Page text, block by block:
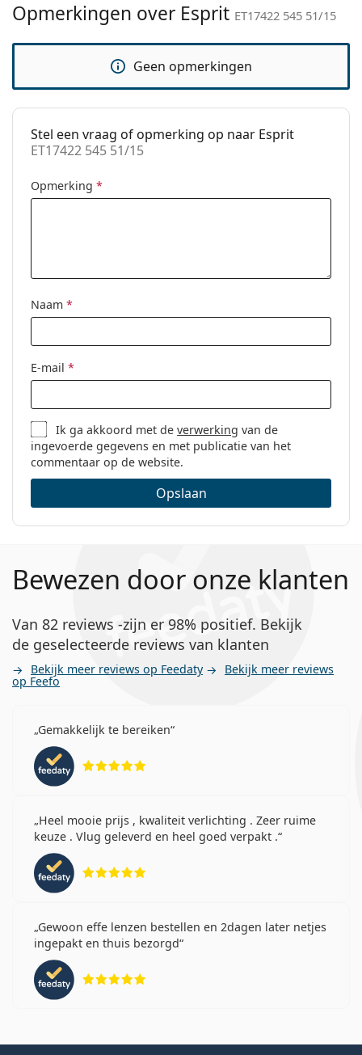
voor gebruik.
pads:
Reinigingsdoekje:
Overig
Geslacht:
Categorie:
Brillen
Opmerkingen over Esprit ET17422 545 51/15
Geen opmerkingen
Stel een vraag of opmerking op naar Esprit
ET17422 545 51/15
Opmerking *
Naam *
E-mail *
Ik ga akkoord met deverwerking van de
ingevoerde gegevens en met publicatie van het
commentaar op de website.
Opslaan
Bewezen door onze klanten
Van 82 reviews -zijn er 98% positief. Bekijk
de geselecteerde reviews van klanten
Bekijk meer reviews op Feedaty Bekijk meer reviews
op Feefo
Gemakkelijk te bereiken
Heel mooie prijs , kwaliteit verlichting . Zeer ruime
keuze . Vlug geleverd en heel goed verpakt .
Gewoon effe lenzen bestellen en 2dagen later netjes
ingepakt en thuis bezorgd